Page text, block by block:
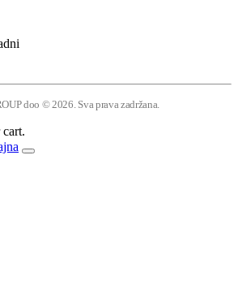
doo © 2026. Sva prava zadržana.
cart.